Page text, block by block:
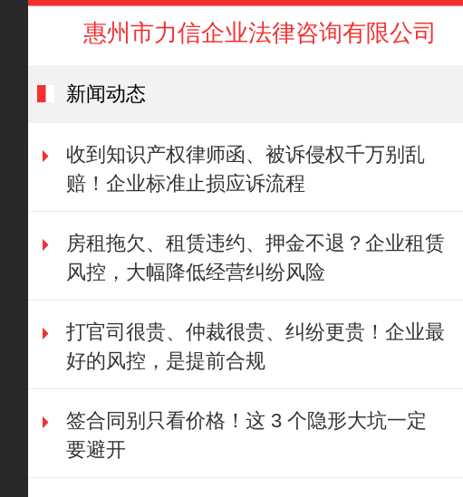
惠州市力信企业法律咨询有限公司
新闻动态
收到知识产权律师函、被诉侵权千万别乱
赔！企业标准止损应诉流程
房租拖欠、租赁违约、押金不退？企业租赁
风控，大幅降低经营纠纷风险
打官司很贵、仲裁很贵、纠纷更贵！企业最
好的风控，是提前合规
签合同别只看价格！这 3 个隐形大坑一定
要避开